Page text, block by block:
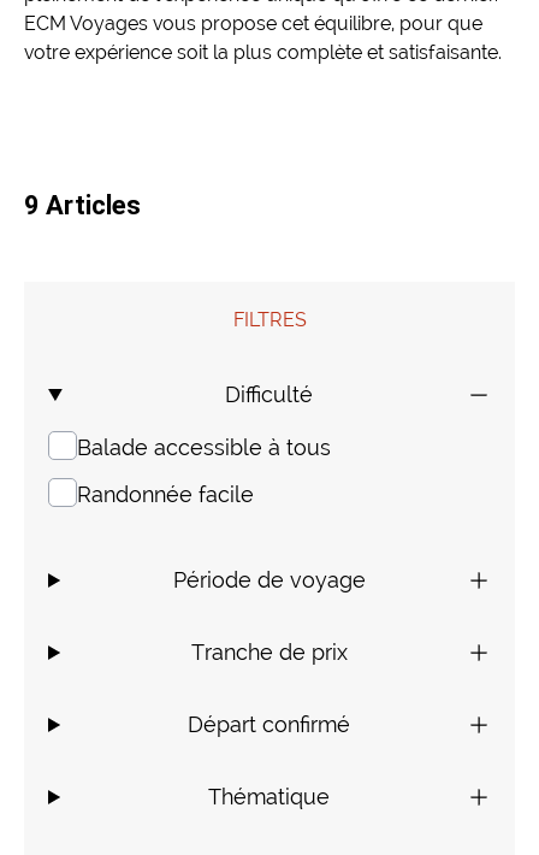
ECM Voyages vous propose cet équilibre, pour que
votre expérience soit la plus complète et satisfaisante.
9 Articles
FILTRES
Difficulté
Balade accessible à tous
Randonnée facile
Période de voyage
Tranche de prix
Départ confirmé
Thématique
Mongolie
Cambodge
Birmanie
Finlande
Colombie
Voyages de Noces